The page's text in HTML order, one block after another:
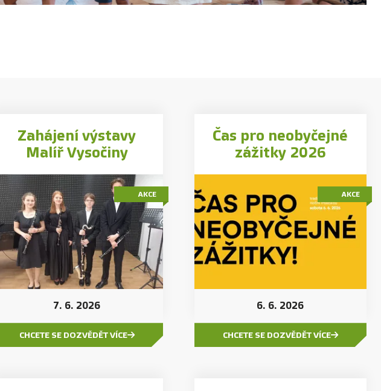
Zahájení výstavy
Malíř Vysočiny
AKCE
7. 6. 2026
CHCETE SE DOZVĚDĚT VÍCE
Čas pro neobyčejné
zážitky 2026
AKCE
6. 6. 2026
CHCETE SE DOZVĚDĚT VÍCE